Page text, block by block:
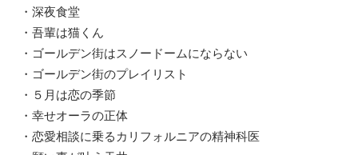
・深夜食堂
・吾輩は猫くん
・ゴールデン街はスノードームにならない
・ゴールデン街のプレイリスト
・５月は恋の季節
・幸せオーラの正体
・恋愛相談に乗るカリフォルニアの精神科医